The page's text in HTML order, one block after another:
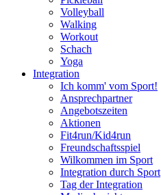
Volleyball
Walking
Workout
Schach
Yoga
Integration
Ich komm' vom Sport!
Ansprechpartner
Angebotszeiten
Aktionen
Fit4run/Kid4run
Freundschaftsspiel
Wilkommen im Sport
Integration durch Sport
Tag der Integration